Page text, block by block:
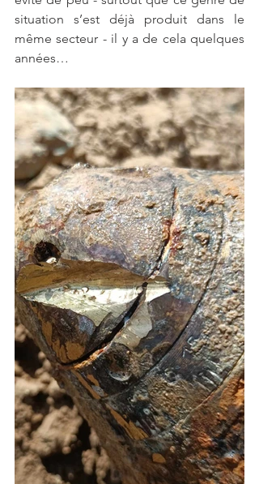
situation s’est déjà produit dans le
même secteur - il y a de cela quelques
années…